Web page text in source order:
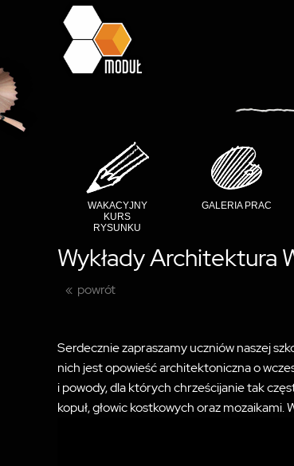
WAKACYJNY
KURS
RYSUNKU
GALERIA PRAC
Wykłady Architektura
powrót
Serdecznie zapraszamy uczniów naszej
nich jest opowieść architektoniczna o
i powody, dla których chrześcijanie tak
kopuł, głowic kostkowych oraz mozaikami.